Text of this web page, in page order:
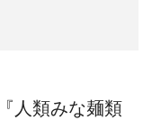
人類みな麺類